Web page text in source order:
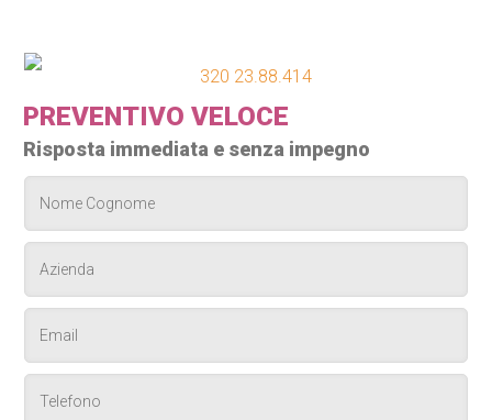
320 23.88.414
PREVENTIVO VELOCE
Risposta immediata e senza impegno